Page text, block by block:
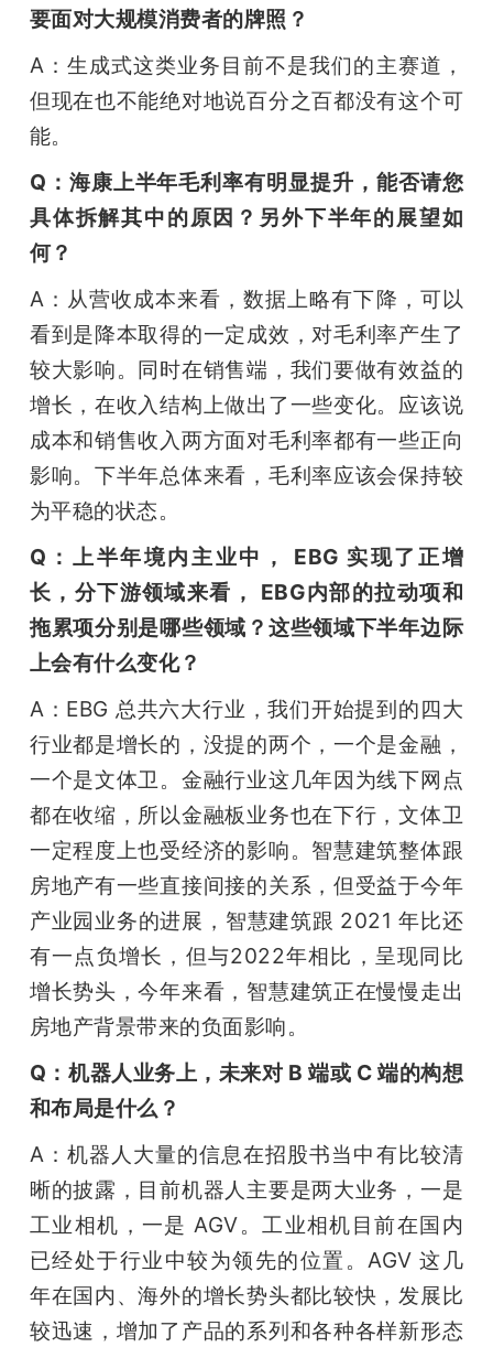
要面对大规模消费者的牌照？
A：生成式这类业务目前不是我们的主赛道，
但现在也不能绝对地说百分之百都没有这个可
能。
Q：海康上半年毛利率有明显提升，能否请您
具体拆解其中的原因？另外下半年的展望如
何？
A：从营收成本来看，数据上略有下降，可以
看到是降本取得的一定成效，对毛利率产生了
较大影响。同时在销售端，我们要做有效益的
增长，在收入结构上做出了一些变化。应该说
成本和销售收入两方面对毛利率都有一些正向
影响。下半年总体来看，毛利率应该会保持较
为平稳的状态。
Q：上半年境内主业中， EBG 实现了正增
长，分下游领域来看， EBG内部的拉动项和
拖累项分别是哪些领域？这些领域下半年边际
上会有什么变化？
A：EBG 总共六大行业，我们开始提到的四大
行业都是增长的，没提的两个，一个是金融，
一个是文体卫。金融行业这几年因为线下网点
都在收缩，所以金融板业务也在下行，文体卫
一定程度上也受经济的影响。智慧建筑整体跟
房地产有一些直接间接的关系，但受益于今年
产业园业务的进展，智慧建筑跟 2021 年比还
有一点负增长，但与2022年相比，呈现同比
增长势头，今年来看，智慧建筑正在慢慢走出
房地产背景带来的负面影响。
Q：机器人业务上，未来对 B 端或 C 端的构想
和布局是什么？
A：机器人大量的信息在招股书当中有比较清
晰的披露，目前机器人主要是两大业务，一是
工业相机，一是 AGV。工业相机目前在国内
已经处于行业中较为领先的位置。AGV 这几
年在国内、海外的增长势头都比较快，发展比
较迅速，增加了产品的系列和各种各样新形态